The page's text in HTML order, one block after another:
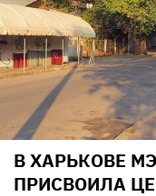
В ХАРЬКОВЕ
ПРИСВОИЛА